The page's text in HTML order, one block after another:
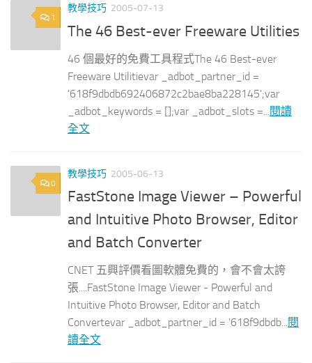
1
教學技巧 2005-07-13
The 46 Best-ever Freeware Utilities
46 個最好的免費工具程式The 46 Best-ever
Freeware Utilitievar _adbot_partner_id =
'618f9dbdb692406872c2bae8ba228145';var
_adbot_keywords = [];var _adbot_slots =...
閱讀
全文
0
教學技巧 2005-06-13
FastStone Image Viewer – Powerful
and Intuitive Photo Browser, Editor
and Batch Converter
CNET 五興評價看圖軟體免費的，會不會太誇
張....FastStone Image Viewer - Powerful and
Intuitive Photo Browser, Editor and Batch
Convertevar _adbot_partner_id = '618f9dbdb... 閱
讀全文